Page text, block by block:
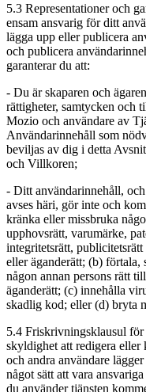
5.3 Representationer och
ensam ansvarig för ditt
lägga upp eller publicera
och publicera
garanterar du att:
- Du är skaparen och
rättigheter, samtycken och
Mozio och användare av
Användarinnehåll som
beviljas av dig i detta
och Villkoren;
- Ditt användarinnehåll,
avses häri, gör inte och
kränka eller missbruka
upphovsrätt, varumärke,
integritetsrätt,
eller äganderätt; (b) förtala,
någon annan persons rätt
äganderätt; (c) innehålla
skadlig kod; eller (d) bryta
5.4 Friskrivningsklausul
skyldighet att redigera
och andra användare
något sätt att vara
du använder tjänsten